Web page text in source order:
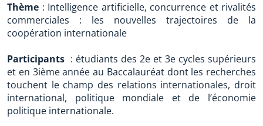
Thème : Intelligence artificielle, concurrence et rivalités
commerciales : les nouvelles trajectoires de la
coopération internationale
Participants : étudiants des 2e et 3e cycles supérieurs
et en 3ième année au Baccalauréat dont les recherches
touchent le champ des relations internationales, droit
international, politique mondiale et de l’économie
politique internationale.